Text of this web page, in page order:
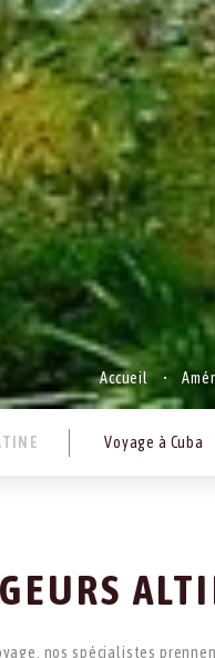
Accueil
Voyage à Cuba
nos spécialistes